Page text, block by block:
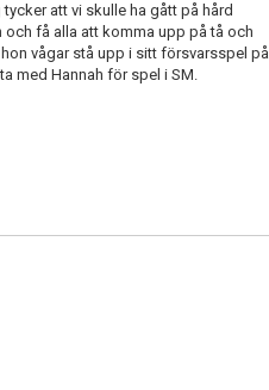
att vi skulle ha gått på hård
få alla att komma upp på tå och
vågar stå upp i sitt försvarsspel på
med Hannah för spel i SM.